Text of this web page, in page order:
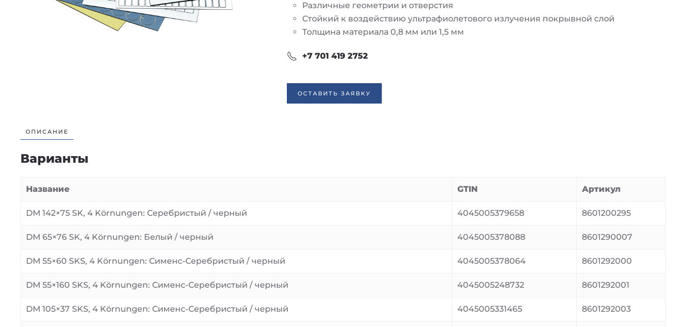
Различные геометрии и отверстия
Стойкий к воздействию ультрафиолетового излучения покрывной слой
Толщина материала 0,8 мм или 1,5 мм
+7 701 419 2752
ОСТАВИТЬ ЗАЯВКУ
ОПИСАНИЕ
Варианты
Название GTIN Артикул
DM 142×75 SK, 4 Körnungen: Серебристый / черный 4045005379658 8601200295
DM 65×76 SK, 4 Körnungen: Белый / черный 4045005378088 8601290007
DM 55×60 SKS, 4 Körnungen: Сименс-Серебристый / черный 4045005378064 8601292000
DM 55×160 SKS, 4 Körnungen: Сименс-Серебристый / черный 4045005248732 8601292001
DM 105×37 SKS, 4 Körnungen: Сименс-Серебристый / черный 4045005331465 8601292003